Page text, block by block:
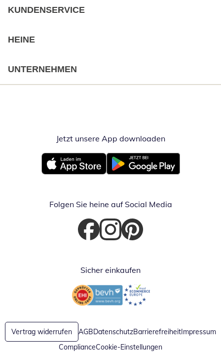
KUNDENSERVICE
HEINE
UNTERNEHMEN
Jetzt unsere App downloadenÖffnet in
Öffnet in neuem FensterÖffnet in neuem Fenster
Folgen Sie heine auf Social Media
Öffnet in neuem Fenster
Öffnet in neuem Fenster
Öffnet in neuem Fenster
Sicher einkaufen
Öffnet in neuem FensterÖffnet in neuem Fenster
Vertrag widerrufen AGBDatenschutzBarrierefreiheitImpressum
ComplianceCookie-Einstellungen